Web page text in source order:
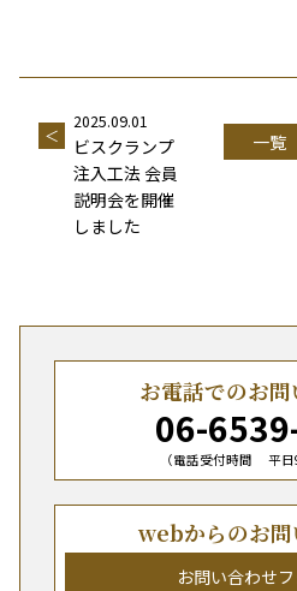
＜
2025.09.01
ビスクランプ
注入工法 会員
説明会を開催
しました
一覧
お電話でのお
06-
（電話受付時間 平日
webからのお問
お問い合わせ